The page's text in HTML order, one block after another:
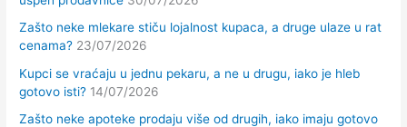
Zašto neke mlekare stiču lojalnost kupaca, a druge ulaze u rat
cenama? 23/07/2026
Kupci se vraćaju u jednu pekaru, a ne u drugu, iako je hleb
gotovo isti? 14/07/2026
Zašto neke apoteke prodaju više od drugih, iako imaju gotovo